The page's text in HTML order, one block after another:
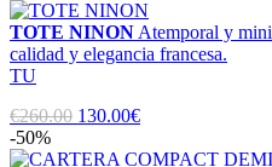
TOTE NINON Atemporal y
calidad y elegancia francesa.
TU
€260.00 130.00€
-50%